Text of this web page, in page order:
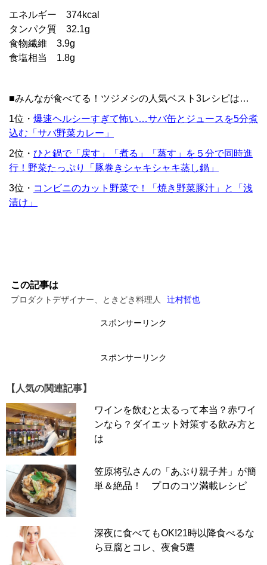
エネルギー 374kcal
タンパク質 32.1g
食物繊維 3.9g
食塩相当 1.8g
■みんなが食べてる！ツジメシの人気ベスト3レシピは…
1位・ 爆速ヘルシーすぎて怖い…サバ缶とジュースを5分煮
込む「サバ野菜カレー」
2位・ ひと鍋で「戻す」「煮る」「蒸す」を５分で同時進
行！野菜たっぷり「豚巻きシャキシャキ蒸し鍋」
3位・ コンビニのカット野菜で！「焼き野菜豚汁」と「浅
漬け」
この記事は
プロダクトデザイナー、ときどき料理人 辻村哲也
スポンサーリンク
スポンサーリンク
【人気の関連記事】
ワインを飲むと太るって本当？赤ワイ
ンなら？ダイエット対策する飲み方と
は
笠原将弘さんの「あぶり親子丼」が簡
単＆絶品！ プロのコツ満載レシピ
深夜に食べてもOK!21時以降食べるな
ら豆腐とコレ、夜食5選